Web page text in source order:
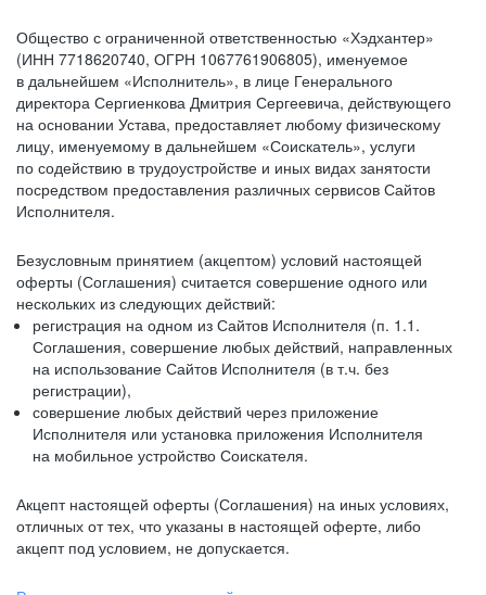
Общество с ограниченной ответственностью «Хэдхантер»
(ИНН 7718620740, ОГРН 1067761906805), именуемое
в дальнейшем «Исполнитель», в лице Генерального
директора Сергиенкова Дмитрия Сергеевича, действующего
на основании Устава, предоставляет любому физическому
лицу, именуемому в дальнейшем «Соискатель», услуги
по содействию в трудоустройстве и иных видах занятости
посредством предоставления различных сервисов Сайтов
Исполнителя.
Безусловным принятием (акцептом) условий настоящей
оферты (Соглашения) считается совершение одного или
нескольких из следующих действий:
регистрация на одном из Сайтов Исполнителя (п. 1.1.
Соглашения, совершение любых действий, направленных
на использование Сайтов Исполнителя (в т.ч. без
регистрации),
совершение любых действий через приложение
Исполнителя или установка приложения Исполнителя
на мобильное устройство Соискателя.
Акцепт настоящей оферты (Соглашения) на иных условиях,
отличных от тех, что указаны в настоящей оферте, либо
акцепт под условием, не допускается.